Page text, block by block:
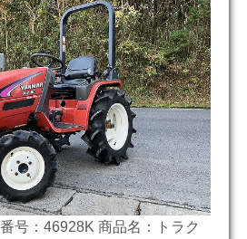
号：46928K 商品名：トラク